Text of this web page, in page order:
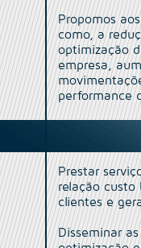
Propomos
como, a
optimização
empresa,
performance
Prestar
relação custo
clientes e
Disseminar